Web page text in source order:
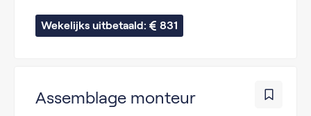
Wekelijks uitbetaald: 831
Assemblage monteur